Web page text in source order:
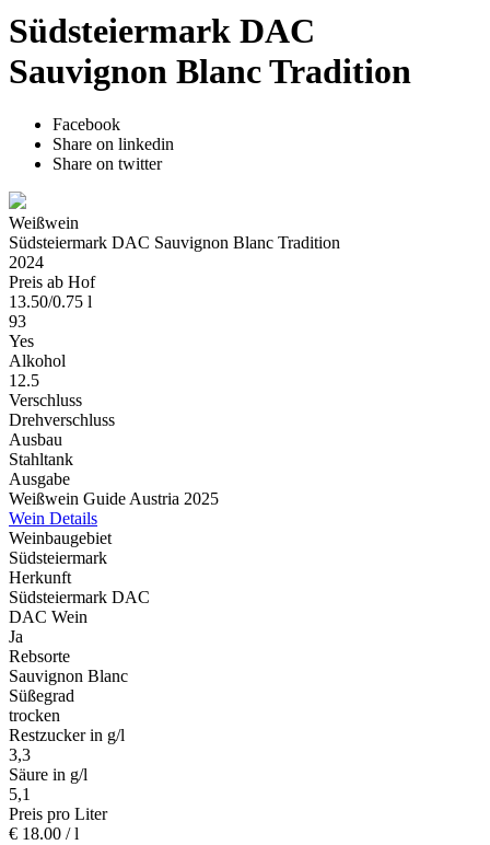
Südsteiermark DAC
Sauvignon Blanc Tradition
Facebook
Share on linkedin
Share on twitter
Weißwein
Südsteiermark DAC Sauvignon Blanc Tradition
2024
Preis ab Hof
13.50/0.75 l
93
Yes
Alkohol
12.5
Verschluss
Drehverschluss
Ausbau
Stahltank
Ausgabe
Weißwein Guide Austria 2025
Wein Details
Weinbaugebiet
Südsteiermark
Herkunft
Südsteiermark DAC
DAC Wein
Ja
Rebsorte
Sauvignon Blanc
Süßegrad
trocken
Restzucker in g/l
3,3
Säure in g/l
5,1
Preis pro Liter
€ 18.00 / l